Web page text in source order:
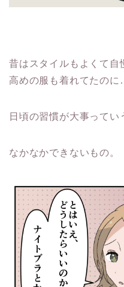
昔はスタイルもよくて自
高めの服も着れてたの
日頃の習慣が大事ってい
なかなかできないもの。